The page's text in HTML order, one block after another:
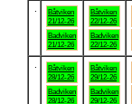
Båtviken
21/12-26
Badviken
21/12-26
Båtviken
22/12-26
Badviken
22/12-26
Båtviken
28/12-26
Badviken
28/12-26
Båtviken
29/12-26
Badviken
29/12-26